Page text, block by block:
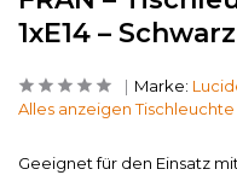
1xE14 –
Marke:
Alles anzeigen
Geeignet für den Einsatz